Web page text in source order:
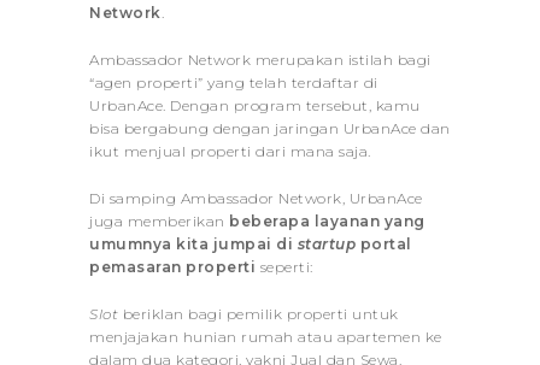
Network.
Ambassador Network merupakan istilah bagi
“agen properti” yang telah terdaftar di
UrbanAce. Dengan program tersebut, kamu
bisa bergabung dengan jaringan UrbanAce dan
ikut menjual properti dari mana saja.
Di samping Ambassador Network, UrbanAce
juga memberikan beberapa layanan yang
umumnya kita jumpai di startup portal
pemasaran properti seperti:
Slot beriklan bagi pemilik properti untuk
menjajakan hunian rumah atau apartemen ke
dalam dua kategori, yakni Jual dan Sewa.